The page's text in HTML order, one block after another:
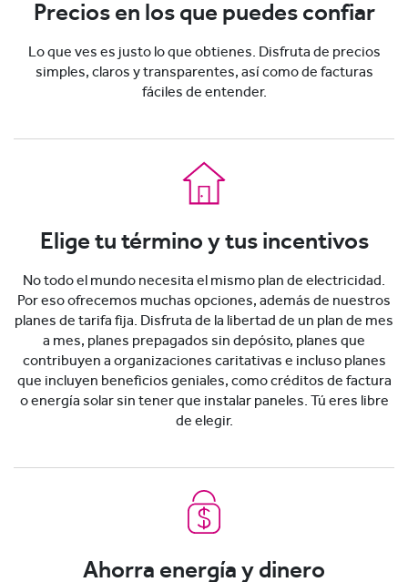
Precios en los que puedes confiar
Lo que ves es justo lo que obtienes. Disfruta de precios
simples, claros y transparentes, así como de facturas
fáciles de entender.
Elige tu término y tus incentivos
No todo el mundo necesita el mismo plan de electricidad.
Por eso ofrecemos muchas opciones, además de nuestros
planes de tarifa fija. Disfruta de la libertad de un plan de mes
a mes, planes prepagados sin depósito, planes que
contribuyen a organizaciones caritativas e incluso planes
que incluyen beneficios geniales, como créditos de factura
o energía solar sin tener que instalar paneles. Tú eres libre
de elegir.
Ahorra energía y dinero